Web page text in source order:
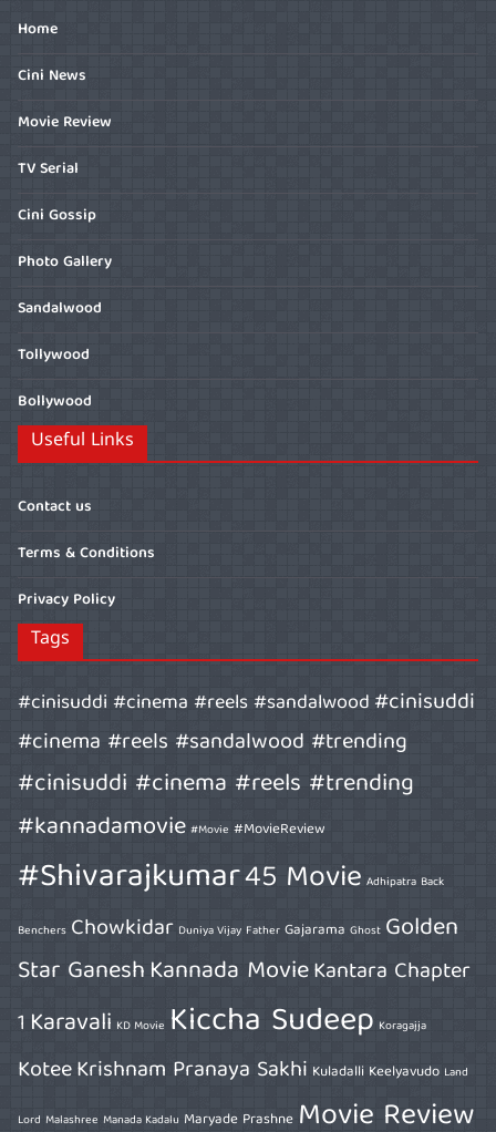
Home
Cini News
Movie Review
TV Serial
Cini Gossip
Photo Gallery
Sandalwood
Tollywood
Bollywood
Useful Links
Contact us
Terms & Conditions
Privacy Policy
Tags
#cinisuddi #cinema #reels #sandalwood#cinisuddi
#cinema #reels #sandalwood #trending
#cinisuddi #cinema #reels #trending
#kannadamovie #Movie #MovieReview
#Shivarajkumar45 Movie Adhipatra Back
Benchers Chowkidar Duniya Vijay Father Gajarama Ghost Golden
Star GaneshKannada MovieKantara Chapter
1 Karavali KD Movie Kiccha Sudeep Koragajja
KoteeKrishnam Pranaya Sakhi Kuladalli Keelyavudo Land
Lord Malashree Manada Kadalu Maryade Prashne Movie Review